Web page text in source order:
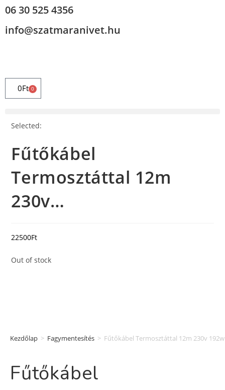
06 30 525 4356
info@szatmaranivet.hu
0Ft 0
Selected:
Fűtőkábel
Termosztáttal 12m
230v…
22500Ft
Out of stock
Kezdőlap > Fagymentesítés > Fűtőkábel Termosztáttal 12m 230v 192w
Fűtőkábel